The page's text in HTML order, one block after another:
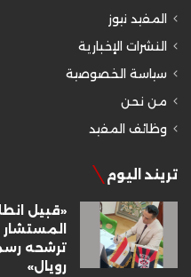
المفيد نيوز
النشرات الإخبارية
سياسة الخصوصية
من نحن
وظائف المفيد
تريند اليوم
«قبيل
ترشحه
رويال»